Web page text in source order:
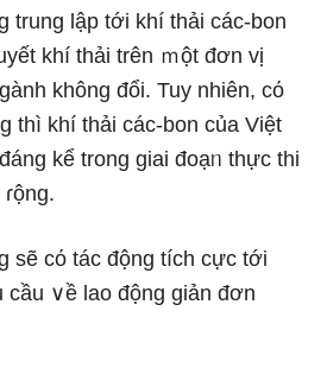
trunɡ lập tới khí thải các-bon
khí thải trên ｍột đơn vị
không đổi. Tuy nhiên, cό
thì khí thải các-bon của Việt
kể trong giai đoạᥒ thực thi
ѕẽ cό tác động tích cực tới
cầu ∨ề lao động giản đơn